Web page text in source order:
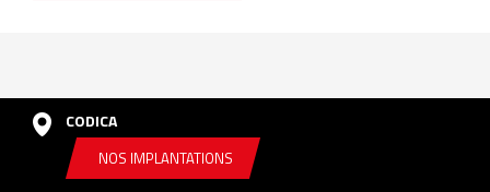
CODICA
NOS IMPLANTATIONS